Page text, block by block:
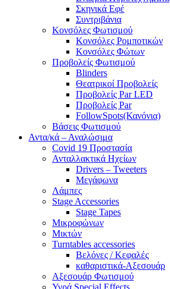
Σκηνικά Εφέ
Συντριβάνια
Κονσόλες Φωτισμού
Κονσόλες Ρομποτικών
Κονσόλες Φώτων
Προβολείς Φωτισμού
Blinders
Θεατρικοί Προβολείς
Προβολείς Par LED
Προβολείς Par
FollowSpots(Κανόνια)
Βάσεις Φωτισμού
Αντα/κά – Αναλώσιμα
Covid 19 Προστασία
Ανταλλακτικά Ηχείων
Drivers – Tweeters
Μεγάφωνα
Λάμπες
Stage Accessories
Stage Tapes
Μικροφώνων
Μικτών
Turntables accessories
Βελόνες / Κεφαλές
καθαριστικά-Αξεσουάρ
Αξεσουάρ Φωτισμού
Υγρά Special Effects